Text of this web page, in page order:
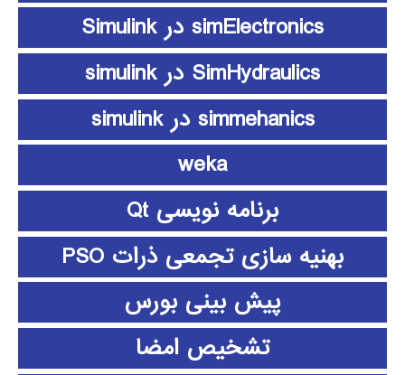
simElectronics در Simulink
SimHydraulics در simulink
simmehanics در simulink
weka
برنامه نویسی Qt
بهنیه سازی تجمعی ذرات PSO
پیش بینی بورس
تشخیص امضا